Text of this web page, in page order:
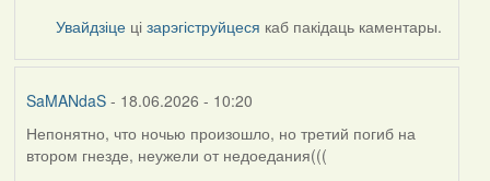
Увайдзіце цізарэгіструйцеся каб пакідаць каментары.
SaMANdaS- 18.06.2026 - 10:20
Непонятно, что ночью произошло, но третий погиб на
втором гнезде, неужели от недоедания(((